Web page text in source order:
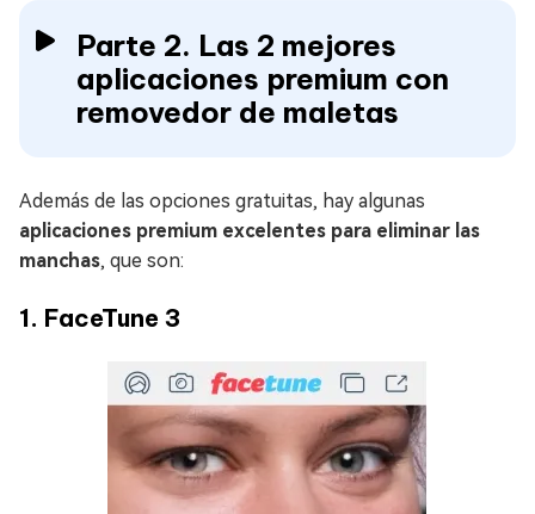
Parte 2. Las 2 mejores
aplicaciones premium con
removedor de maletas
Además de las opciones gratuitas, hay algunas
aplicaciones premium excelentes para eliminar las
manchas, que son:
1. FaceTune 3